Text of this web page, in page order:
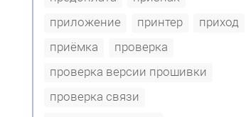
приложение
принтер
приход
приёмка
проверка
проверка версии прошивки
проверка связи